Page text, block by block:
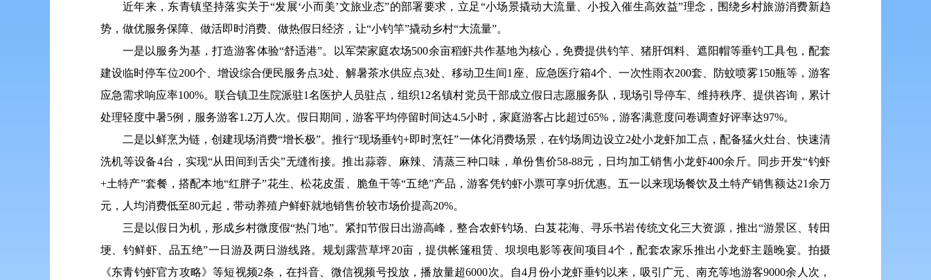
近年来，东青镇坚持落实关于“发展‘小而美’文旅业态”的部署要求，立足“小场景撬动大流量、小投入催生高效益”理念，围绕乡村旅游消费新趋
势，做优服务保障、做活即时消费、做热假日经济，让“小钓竿”撬动乡村“大流量”。
一是以服务为基，打造游客体验“舒适港”。
以军荣家庭农场500余亩稻虾共作基地为核心，免费提供钓竿、猪肝饵料、遮阳帽等垂钓工具包，配套
建设临时停车位200个、增设综合便民服务点3处、解暑茶水供应点3处、移动卫生间1座、应急医疗箱4个、一次性雨衣200套、防蚊喷雾150瓶等，游客
应急需求响应率100%。联合镇卫生院派驻1名医护人员驻点，组织12名镇村党员干部成立假日志愿服务队，现场引导停车、维持秩序、提供咨询，累计
处理轻度中暑5例，服务游客1.2万人次。假日期间，游客平均停留时间达4.5小时，家庭游客占比超过65%，游客满意度问卷调查好评率达97%。
二是以鲜烹为链，创建现场消费“增长极”。推行“现场垂钓+即时烹饪”一体化消费场景，在钓场周边设立2处小龙虾加工点，配备猛火灶台、快速清
洗机等设备4台，实现“从田间到舌尖”无缝衔接。推出蒜蓉、麻辣、清蒸三种口味，单份售价58-88元，日均加工销售小龙虾400余斤。同步开发“钓虾
+土特产”套餐，搭配本地“红胖子”花生、松花皮蛋、脆鱼干等“五绝”产品，游客凭钓虾小票可享9折优惠。五一以来现场餐饮及土特产销售额达21余万
元，人均消费低至80元起，带动养殖户鲜虾就地销售价较市场价提高20%。
三是以假日为机，形成乡村微度假“热门地”。 紧扣节假日出游高峰，整合农虾钓场、白芨花海、寻乐书岩传统文化三大资源，推出“游景区、转田
埂、钓鲜虾、品五绝”一日游及两日游线路。规划露营草坪20亩，提供帐篷租赁、坝坝电影等夜间项目4个，配套农家乐推出小龙虾主题晚宴。拍摄
《东青钓虾官方攻略》等短视频2条，在抖音、微信视频号投放，播放量超6000次。自4月份小龙虾垂钓以来，吸引广元、南充等地游客9000余人次，